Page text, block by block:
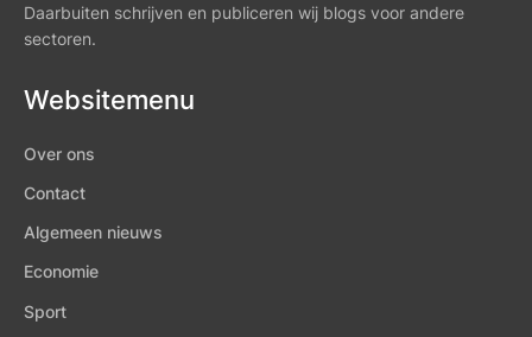
Daarbuiten schrijven en publiceren wij blogs voor andere
sectoren.
Websitemenu
Over ons
Contact
Algemeen nieuws
Economie
Sport